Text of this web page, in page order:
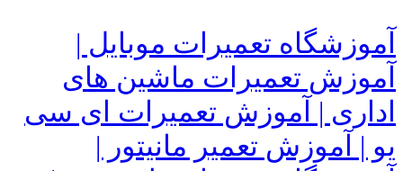
آموزشگاه تعمیرات موبایل |
آموزش تعمیرات ماشین های
اداری | آموزش تعمیرات ای سی
یو | آموزش تعمیر مانیتور |